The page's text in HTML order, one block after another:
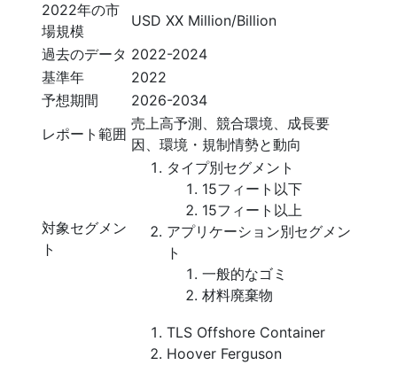
2022年の市
場規模
USD XX Million/Billion
過去のデータ 2022-2024
基準年
2022
予想期間
2026-2034
レポート範囲
売上高予測、競合環境、成長要
因、環境・規制情勢と動向
対象セグメン
ト
タイプ別セグメント
15フィート以下
15フィート以上
アプリケーション別セグメン
ト
一般的なゴミ
材料廃棄物
TLS Offshore Container
Hoover Ferguson